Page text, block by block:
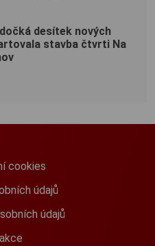
desítek nových
stavba čtvrti Na
cookies
údajů
údajů